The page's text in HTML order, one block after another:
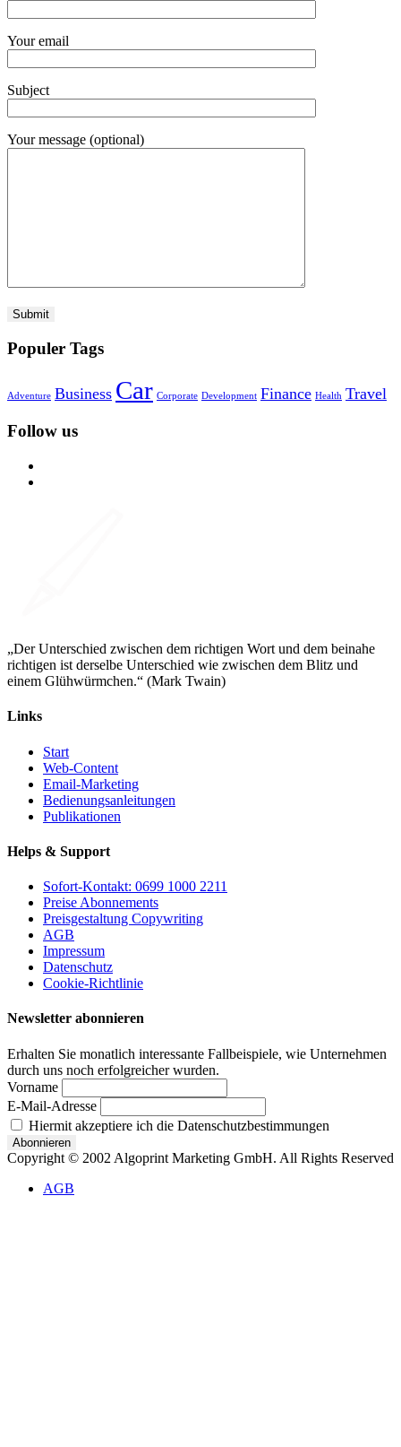
Your email
Subject
Your message (optional)
Populer Tags
Adventure Business Car Corporate Development Finance Health Travel
Follow us
„Der Unterschied zwischen dem richtigen Wort und dem beinahe
richtigen ist derselbe Unterschied wie zwischen dem Blitz und
einem Glühwürmchen.“ (Mark Twain)
Links
Start
Web-Content
Email-Marketing
Bedienungsanleitungen
Publikationen
Helps & Support
Sofort-Kontakt: 0699 1000 2211
Preise Abonnements
Preisgestaltung Copywriting
AGB
Impressum
Datenschutz
Cookie-Richtlinie
Newsletter abonnieren
Erhalten Sie monatlich interessante Fallbeispiele, wie Unternehmen
durch uns noch erfolgreicher wurden.
Vorname
E-Mail-Adresse
Hiermit akzeptiere ich die Datenschutzbestimmungen
Copyright © 2002 Algoprint Marketing GmbH. All Rights Reserved
AGB